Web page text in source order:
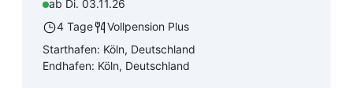
ab Di. 03.11.26
4 Tage
Vollpension Plus
Starthafen: Köln, Deutschland
Endhafen: Köln, Deutschland